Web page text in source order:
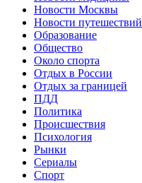
Новости Москвы
Новости путешествий
Образование
Общество
Около спорта
Отдых в России
Отдых за границей
ПДД
Политика
Происшествия
Психология
Рынки
Сериалы
Спорт